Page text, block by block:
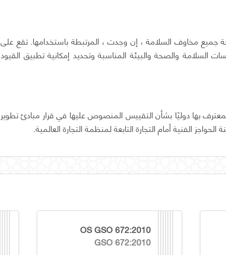
جميع مخاوف السلامة ، إن وجدت ، المرتبطة باستخدامها. تقع على
السلامة والصحة والبيئة المناسبة وتحديد إمكانية تطبيق القيود
المعترف بها دوليًا بشأن التقييس المنصوص عليها في قرار مبادئ تطوير
الفنية أمام التجارة التابعة لمنظمة التجارة العالمية.
OS GSO 672:2010
GSO 672:2010